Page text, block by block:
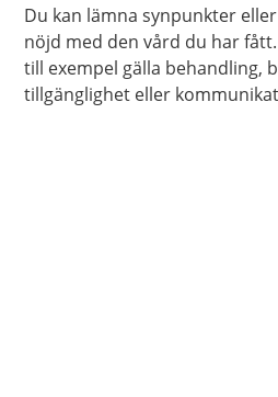
Du kan lämna synpunkter
nöjd med den vård du har
till exempel gälla behandling,
tillgänglighet eller